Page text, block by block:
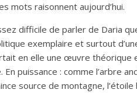
mots raisonnent aujourd’hui.
difficile de parler de Daria
exemplaire et surtout
en elle une œuvre théorique
En puissance : comme l’arbre
source de montagne,